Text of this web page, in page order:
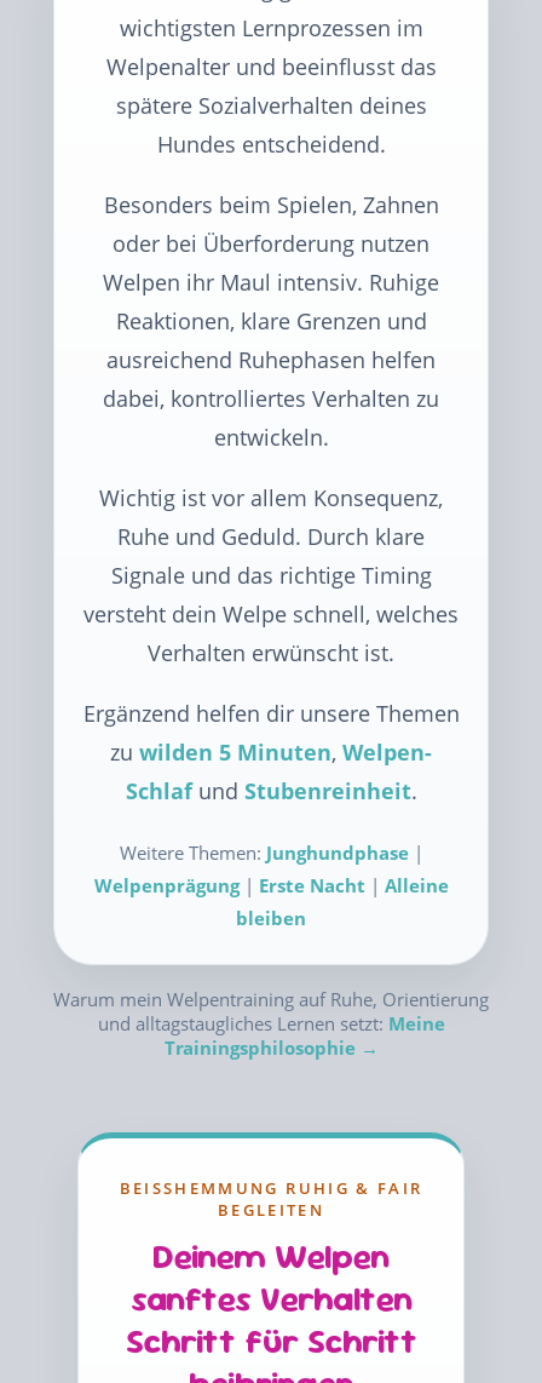
wichtigsten Lernprozessen im
Welpenalter und beeinflusst das
spätere Sozialverhalten deines
Hundes entscheidend.
Besonders beim Spielen, Zahnen
oder bei Überforderung nutzen
Welpen ihr Maul intensiv. Ruhige
Reaktionen, klare Grenzen und
ausreichend Ruhephasen helfen
dabei, kontrolliertes Verhalten zu
entwickeln.
Wichtig ist vor allem Konsequenz,
Ruhe und Geduld. Durch klare
Signale und das richtige Timing
versteht dein Welpe schnell, welches
Verhalten erwünscht ist.
Ergänzend helfen dir unsere Themen
zu wilden 5 Minuten, Welpen-
Schlafund Stubenreinheit.
Weitere Themen: Junghundphase|
Welpenprägung| Erste Nacht | Alleine
bleiben
Warum mein Welpentraining auf Ruhe, Orientierung
und alltagstaugliches Lernen setzt: Meine
Trainingsphilosophie →
BEISSHEMMUNG RUHIG & FAIR B
EGLEITEN
Deinem Welpen
sanftes Verhalten
Schritt für Schritt